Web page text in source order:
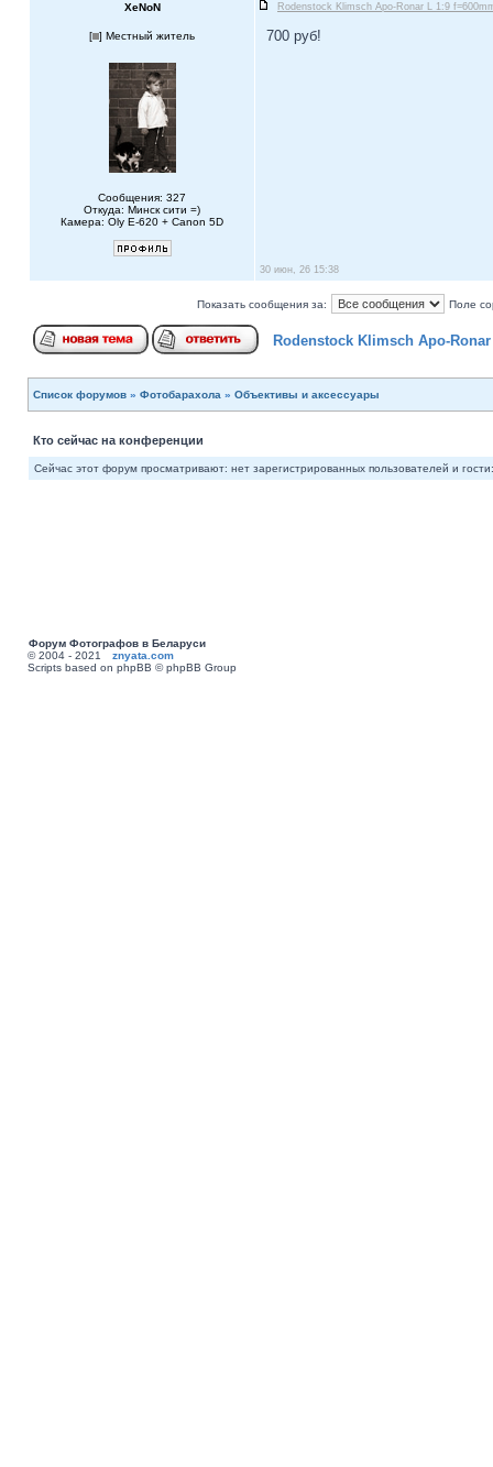
XeNoN Rodenstock Klimsch Apo-Ronar L 1:9
[ ] Местный житель
Сообщения: 327
Откуда: Минск сити =)
Камера: Oly E-620 + Canon 5D
700 руб!
30 июн, 26 15:38
Показать сообщения за: Поле
Rodenstock Klimsch Apo-
Список форумов » Фотобарахола » Объективы и аксессуары
Кто сейчас на конференции
Сейчас этот форум просматривают: нет зарегистрированных пользователей и
Форум Фотографов в Беларуси
© 2004 - 2021 znyata.com
Scripts based on phpBB © phpBB Group